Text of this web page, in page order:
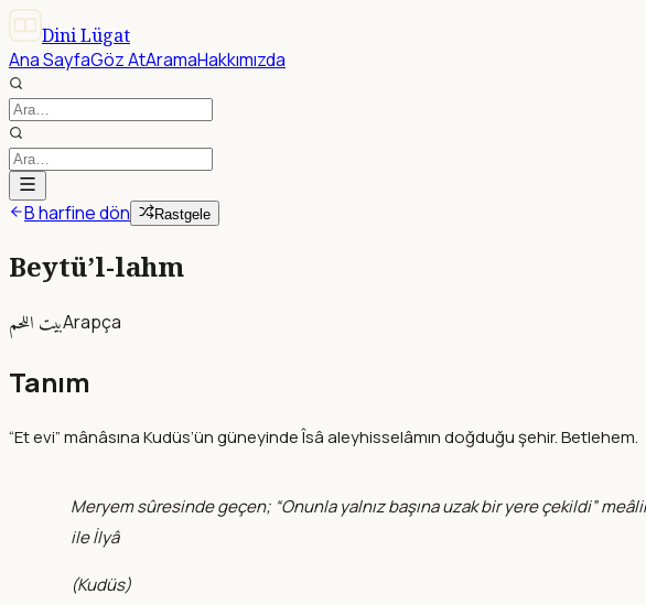
Dini Lügat
Ana SayfaGöz AtAramaHakkımızda
B harfine dön Rastgele
Beytü’l-lahm
بيت اللحمArapça
Tanım
“Et evi” mânâsına Kudüs’ün güneyinde Îsâ aleyhisselâmın doğduğu şehir. Betlehem.
Meryem sûresinde geçen; “Onunla yalnız başına uzak bir yere çekildi”
ile İlyâ
(Kudüs)